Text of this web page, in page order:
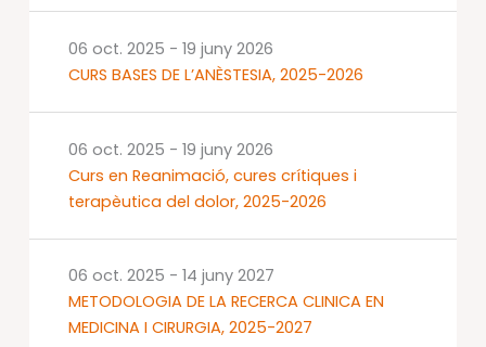
CURS BASES DE L’ANÈSTESIA, 2025-2026
06 oct. 2025 - 19 juny 2026
Curs en Reanimació, cures crítiques i
terapèutica del dolor, 2025-2026
06 oct. 2025 - 19 juny 2026
METODOLOGIA DE LA RECERCA CLINICA EN
MEDICINA I CIRURGIA, 2025-2027
06 oct. 2025 - 14 juny 2027